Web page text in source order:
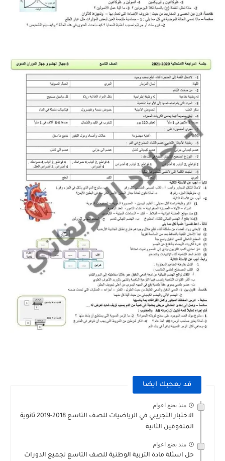
قد يعجبك ايضا
منذ بضع اعوام
الاختبار التجريبي في الرياضيات للصف التاسع 2018-2019 ثانوية
المتفوقين الثانية
منذ بضع اعوام
حل اسئلة مادة التربية الوطنية للصف التاسع لجميع الدورات